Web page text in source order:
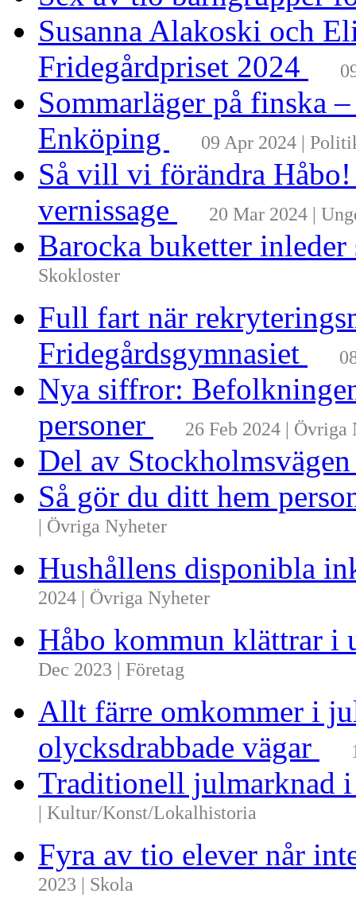
Susanna Alakoski och
Fridegårdpriset 2024
Sommarläger på finska
Enköping
09 Apr 2024 |
Så vill vi förändra
vernissage
20 Mar 2024 |
Barocka buketter
Skokloster
Full fart när
Fridegårdsgymnasiet
Nya siffror:
personer
26 Feb 2024 | Övriga
Del av
Så gör du ditt hem
| Övriga Nyheter
Hushållens disponibla
2024 | Övriga Nyheter
Håbo kommun klättrar i
Dec 2023 | Företag
Allt färre omkommer i
olycksdrabbade vägar
Traditionell julmarknad
| Kultur/Konst/Lokalhistoria
Fyra av tio elever når
2023 | Skola